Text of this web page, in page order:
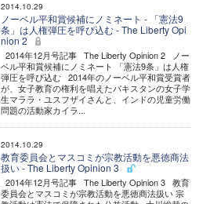
2014.10.29
ノーベル平和賞候補にノミネート - 「憲法9
条」は人権弾圧を呼び込む - The Liberty Opi
nion 2
2014年12月号記事 The Liberty Opinion 2 ノー
ベル平和賞候補にノミネート 「憲法9条」は人権
弾圧を呼び込む 2014年のノーベル平和賞受賞者
が、女子教育の権利を唱えたパキスタンの女子学
生マララ・ユスフザイさんと、インドの児童労働
問題の活動家カイラ...
2014.10.29
教育委員会とマスコミが宗教活動を悪徳商法
扱い - The Liberty Opinion 3
2014年12月号記事 The Liberty Opinion 3 教育
委員会とマスコミが宗教活動を悪徳商法扱い 宗